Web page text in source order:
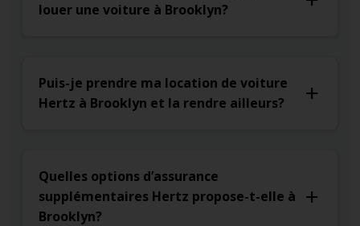
louer une voiture à Brooklyn?
Puis-je prendre ma location de voiture
Hertz à Brooklyn et la rendre ailleurs?
Quelles options d’assurance
supplémentaires Hertz propose-t-elle à
Brooklyn?